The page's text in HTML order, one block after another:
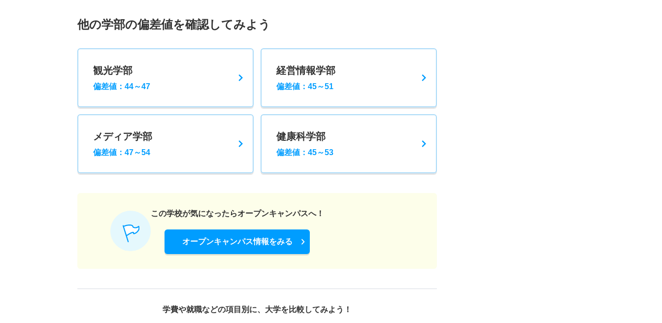
他の学部の偏差値を確認してみよう
観光学部
偏差値：44～47
経営情報学部
偏差値：45～51
メディア学部
偏差値：47～54
健康科学部
偏差値：45～53
この学校が気になったらオープンキャンパスへ！
オープンキャンパス情報をみる
学費や就職などの項目別に、 大学を比較してみよう！